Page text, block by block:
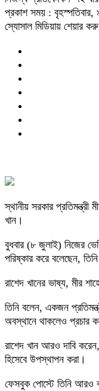
প্রকাশ সময় :
স্যোসাল মিডিয়ায় শেয়ার
স্থানীয় সরকার প্রতিমন্ত্রী
খান।
বুধবার (৮ জুলাই) নিজের
পরিষ্কার করে বলেছেন,
রাশেদ খানের ভাষ্য, মীর
তিনি বলেন, একজন
অবস্থানে থাকলেও প্রচার
রাশেদ খান আরও দাবি
হিসেবে উপস্থাপন করা।
ফেসবুক পোস্টে তিনি আরও